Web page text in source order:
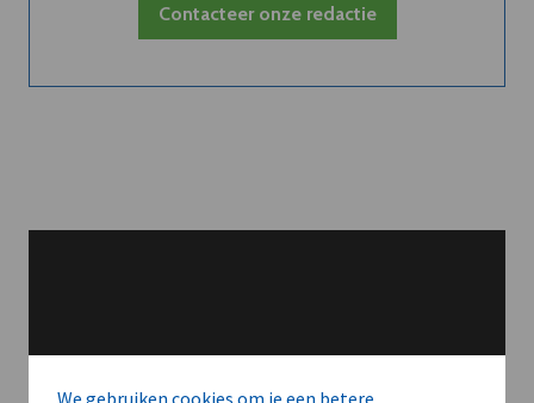
We gebruiken cookies om je een betere
Contacteer onze redactie